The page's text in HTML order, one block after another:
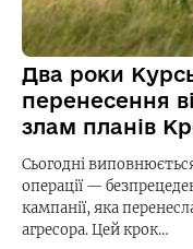
Два роки
перенесення
злам планів
Сьогодні
операції —
кампанії, яка
агресора. Цей крок…